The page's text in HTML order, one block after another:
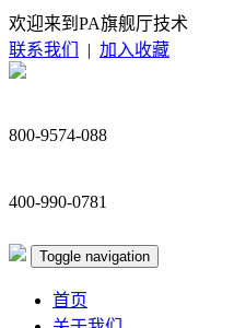
欢迎来到PA旗舰厅技术
联系我们
| 加入收藏
800-9574-088
400-990-0781
Toggle navigation
首页